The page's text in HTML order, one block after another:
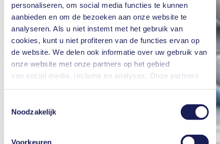
personaliseren, om social media functies te kunnen
aanbieden en om de bezoeken aan onze website te
analyseren. Als u niet instemt met het gebruik van
cookies, kunt u niet profiteren van de functies ervan op
de website. We delen ook informatie over uw gebruik van
onze website met onze partners op het gebied
van social media, reclame en analyses. Onze partners
verzameld in het kader van uw gebruik van de diensten.
U kunt uw toestemming te allen tijde intrekken door te
klikken op "Cookies" onderaan de website en het vinkje
Noodzakelijk
Voorkeuren